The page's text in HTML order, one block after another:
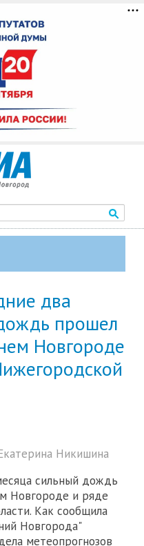
два
прошел
Новгороде
Никишина
сильный дождь
Новгороде и ряде
Как сообщила
Новгорода"
метеопрогнозов